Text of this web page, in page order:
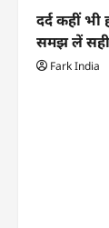
दर्द कहीं
समझ लें
Fark India